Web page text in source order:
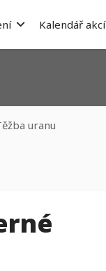
Kalendář akcí
uranu